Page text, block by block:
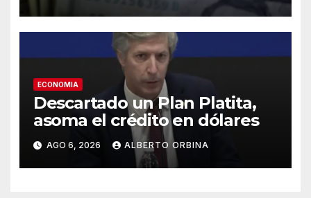
ECONOMIA
Descartado un Plan Platita,
asoma el crédito en dólares
AGO 6, 2026 ALBERTO ORBINA